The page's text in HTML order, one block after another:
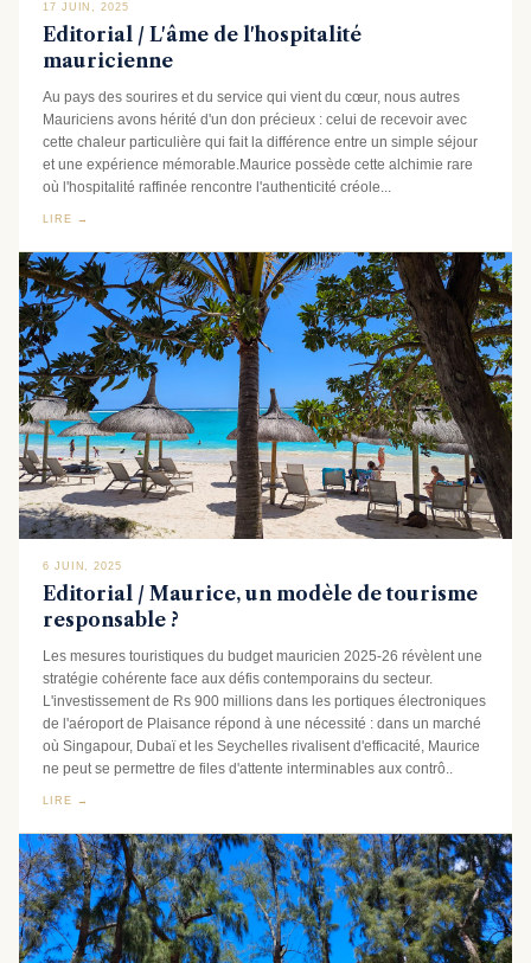
17 JUIN, 2025
Editorial / L'âme de l'hospitalité
mauricienne
Au pays des sourires et du service qui vient du cœur, nous autres
Mauriciens avons hérité d'un don précieux : celui de recevoir avec
cette chaleur particulière qui fait la différence entre un simple séjour
et une expérience mémorable.Maurice possède cette alchimie rare
où l'hospitalité raffinée rencontre l'authenticité créole...
LIRE →
6 JUIN, 2025
Editorial / Maurice, un modèle de tourisme
responsable ?
Les mesures touristiques du budget mauricien 2025-26 révèlent une
stratégie cohérente face aux défis contemporains du secteur.
L'investissement de Rs 900 millions dans les portiques électroniques
de l'aéroport de Plaisance répond à une nécessité : dans un marché
où Singapour, Dubaï et les Seychelles rivalisent d'efficacité, Maurice
ne peut se permettre de files d'attente interminables aux contrô..
LIRE →